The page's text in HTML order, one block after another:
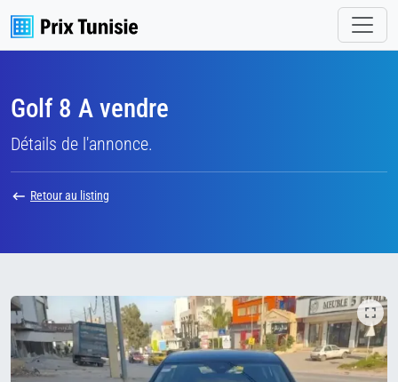
Golf 8 A vendre
Détails de l'annonce.
Retour au listing